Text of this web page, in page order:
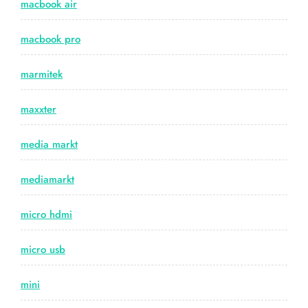
macbook air
macbook pro
marmitek
maxxter
media markt
mediamarkt
micro hdmi
micro usb
mini